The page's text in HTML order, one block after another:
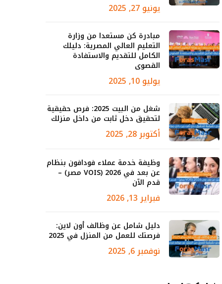
يونيو 27, 2025
مبادرة كن مستعدا من وزارة
التعليم العالي المصرية: دليلك
الكامل للتقديم والاستفادة
القصوى
يوليو 10, 2025
شغل من البيت 2025: فرص حقيقية
لتحقيق دخل ثابت من داخل منزلك
أكتوبر 28, 2025
وظيفة خدمة عملاء فودافون بنظام
عن بعد في 2026 (VOIS مصر) –
قدم الآن
فبراير 13, 2026
دليل شامل عن وظائف أون لاين:
فرصتك للعمل من المنزل في 2025
نوفمبر 6, 2025